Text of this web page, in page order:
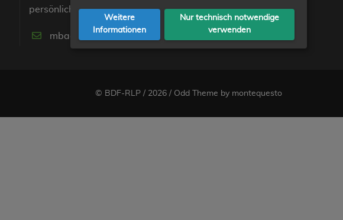
persönlich:
mbach@bdf-rlp.de
© BDF-RLP / 2026 / Odd Theme by montequesto
Weitere
Informationen
Nur technisch notwendige
verwenden